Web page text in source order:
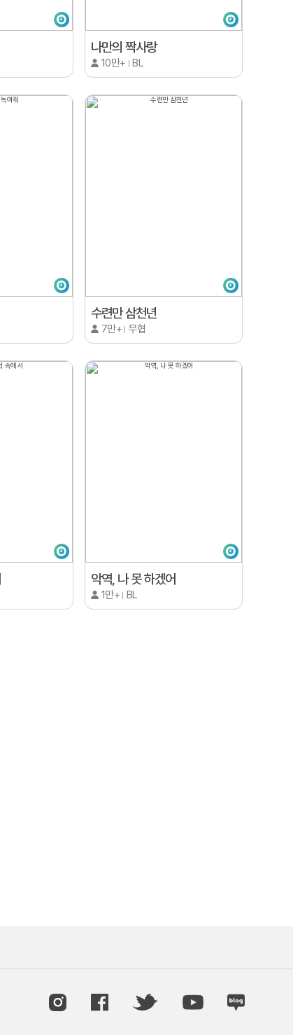
나만의 짝사랑
10만+ BL
수련만 삼천년
7만+ 무협
악역, 나 못 하겠어
1만+ BL